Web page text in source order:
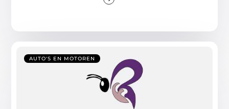
AUTO'S EN MOTOREN